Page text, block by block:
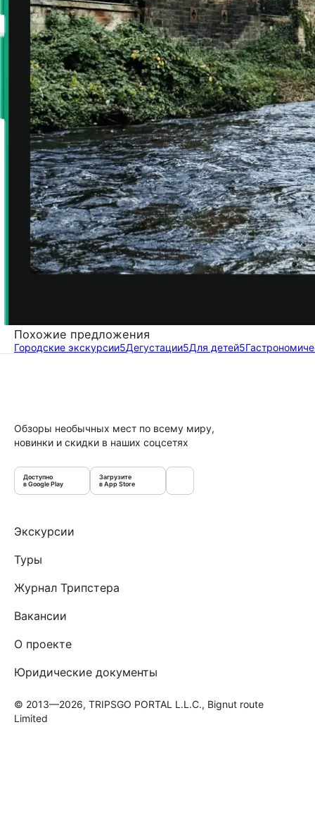
Похожие предложения
Городские экскурсии5Дегустации5Для детей5
Обзоры необычных мест по всему миру,
новинки и скидки в наших соцсетях
Доступно
в Google Play
Загрузите
в App Store
Экскурсии
Туры
Журнал Трипстера
Вакансии
О проекте
Юридические документы
© 2013—2026, TRIPSGO PORTAL L.L.C., Bignut route
Limited